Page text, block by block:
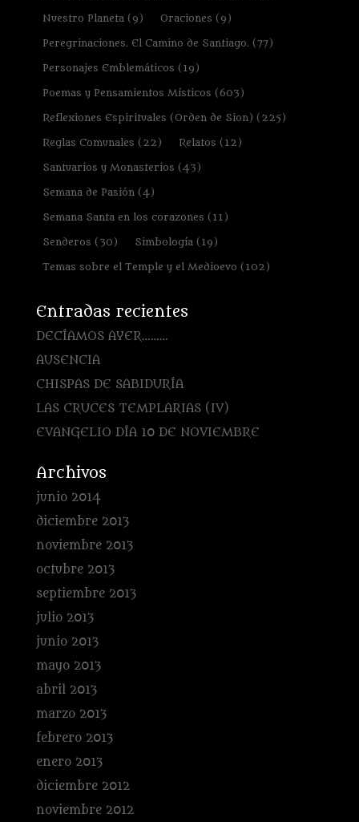
Nuestro Planeta(9) Oraciones (9)
Peregrinaciones. El Camino de Santiago.(77)
Personajes Emblemáticos (19)
Poemas y Pensamientos Místicos (603)
Reflexiones Espirituales (Orden de Sion) (225)
Reglas Comunales (22) Relatos (12)
Santuarios y Monasterios (43)
Semana de Pasión(4)
Semana Santa en los corazones (11)
Senderos (30) Simbología(19)
Temas sobre el Temple y el Medioevo (102)
Entradas recientes
DECÍAMOS AYER………
AUSENCIA
CHISPAS DE SABIDURÍA
LAS CRUCES TEMPLARIAS (IV)
EVANGELIO DÍA 10 DE NOVIEMBRE
Archivos
junio 2014
diciembre 2013
noviembre 2013
octubre 2013
septiembre 2013
julio 2013
junio 2013
mayo 2013
abril 2013
marzo 2013
febrero 2013
enero 2013
diciembre 2012
noviembre 2012